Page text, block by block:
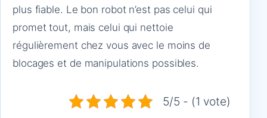
plus fiable. Le bon robot n’est pas celui qui
promet tout, mais celui qui nettoie
régulièrement chez vous avec le moins de
blocages et de manipulations possibles.
5/5 - (1 vote)